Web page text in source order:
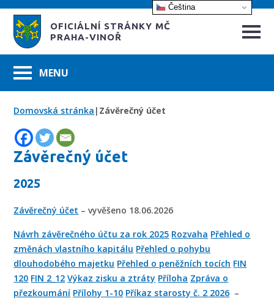
OFICIÁLNÍ STRÁNKY MČ
PRAHA-VINOŘ
Domovská stránka | Závěrečný účet
Závěrečný účet
2025
Závěrečný účet – vyvěšeno 18.06.2026
Návrh závěrečného účtu za rok 2025 Rozvaha Přehled o
změnách vlastního kapitálu Přehled o pohybu
dlouhodobého majetku Přehled o peněžních tocích FIN
120 FIN 2_12 Výkaz zisku a ztráty Příloha Zpráva o
přezkoumání Přílohy 1-10 Příkaz starosty č. 2 2026 –
Čeština‎